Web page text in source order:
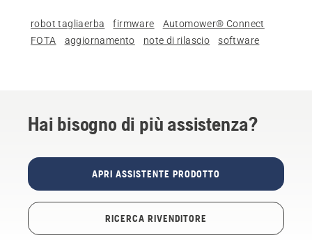
robot tagliaerba firmware
Automower® Connect
FOTA
aggiornamento note di rilascio software
Hai bisogno di più assistenza?
APRI ASSISTENTE PRODOTTO
RICERCA RIVENDITORE